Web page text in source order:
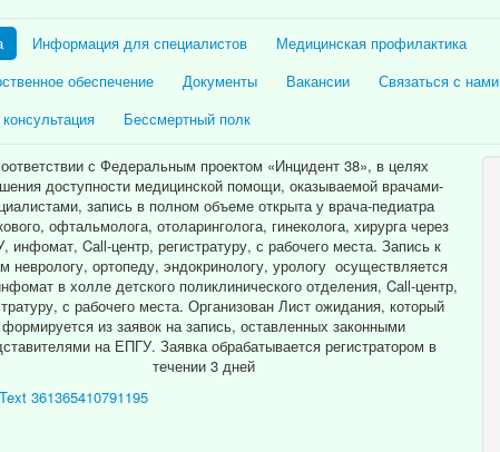
Информация для специалистов
Медицинская профилактика
обеспечение Документы Вакансии
Связаться с нами
Бессмертный полк
с Федеральным проектом «Инцидент 38», в целях
доступности медицинской помощи, оказываемой врачами-
запись в полном объеме открыта у врача-педиатра
офтальмолога, отоларинголога, гинеколога, хирурга через
инфомат, Cаll-центр, регистратуру, с рабочего места. Запись к
неврологу, ортопеду, эндокринологу, урологу осуществляется
в холле детского поликлинического отделения, Cаll-центр,
с рабочего места. Организован Лист ожидания, который
формируется из заявок на запись, оставленных законными
на ЕПГУ. Заявка обрабатывается регистратором в
течении 3 дней